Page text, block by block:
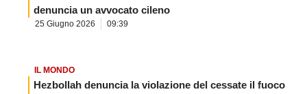
denuncia un avvocato cileno
25 Giugno 2026 09:39
IL MONDO
Hezbollah denuncia la violazione del cessate il fuoco